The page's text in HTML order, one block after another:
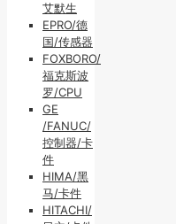
艾默生
EPRO/德
国/传感器
FOXBORO/
福克斯波
罗/CPU
GE
/FANUC/
控制器/卡
件
HIMA/黑
马/卡件
HITACHI/